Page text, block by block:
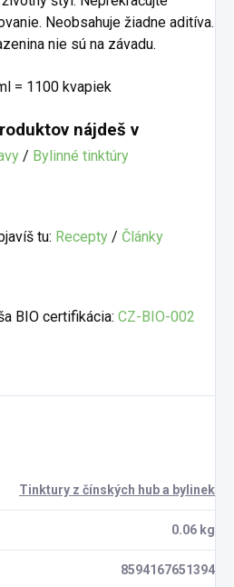
Neobsahuje žiadne aditíva.
nie sú na závadu.
= 1100 kvapiek
nájdeš v
/ Bylinné tinktúry
tu: Recepty / Články
BIO certifikácia: CZ-BIO-002
Tinktury z čínských hub a bylinek
0.06 kg
8594167651394